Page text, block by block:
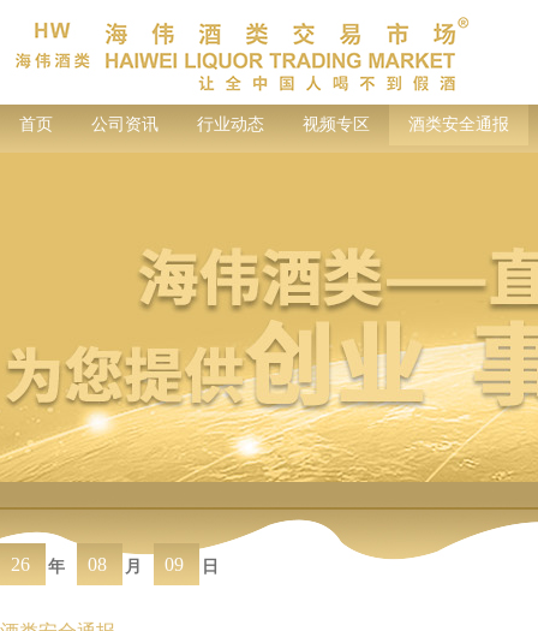
首页 公司资讯 行业动态 视频专区 酒类安全通报
26 年 08 月 09 日